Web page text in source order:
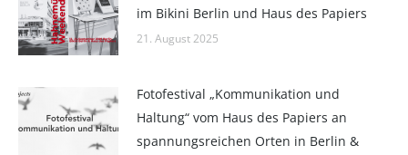
im Bikini Berlin und Haus des Papiers
21. August 2025
Fotofestival „Kommunikation und
Haltung“ vom Haus des Papiers an
spannungsreichen Orten in Berlin &